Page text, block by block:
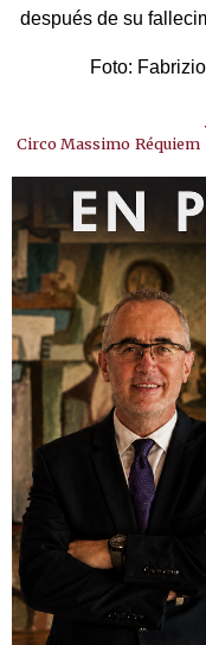
después de su
Foto:
Circo Massimo Réquiem